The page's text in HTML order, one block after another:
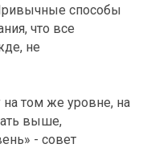
способы
что все
не
том же уровне, на
выше,
- совет